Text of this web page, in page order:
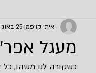
מעגל
איתי קויפמן 25 באוג׳ 2025
כשקורה לנו משהו, כל